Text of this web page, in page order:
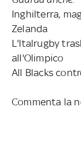
Inghilterra,
Zelanda
L'Italrugby
all'Olimpico
All Blacks
Commenta la